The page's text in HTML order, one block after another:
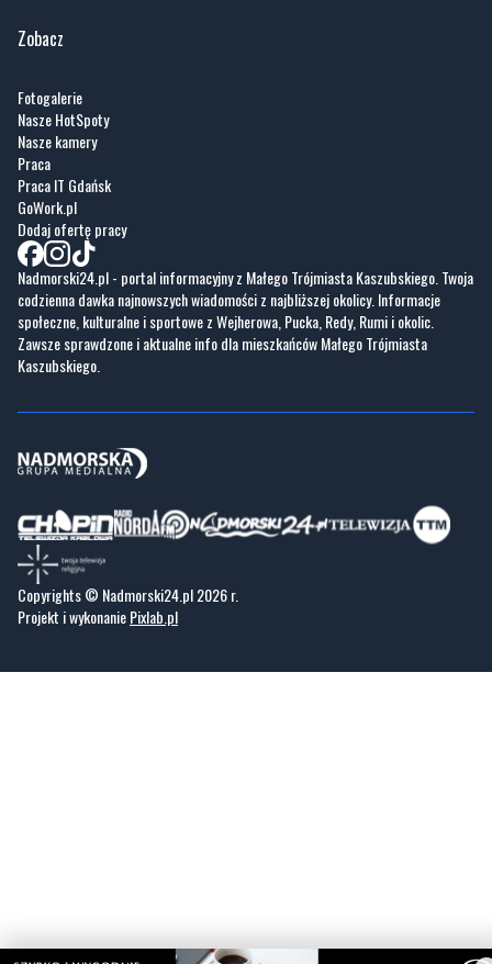
Zobacz
Fotogalerie
Nasze HotSpoty
Nasze kamery
Praca
Praca IT Gdańsk
GoWork.pl
Dodaj ofertę pracy
Nadmorski24.pl - portal informacyjny z Małego Trójmiasta Kaszubskiego. Twoja
codzienna dawka najnowszych wiadomości z najbliższej okolicy. Informacje
społeczne, kulturalne i sportowe z Wejherowa, Pucka, Redy, Rumi i okolic.
Zawsze sprawdzone i aktualne info dla mieszkańców Małego Trójmiasta
Kaszubskiego.
Copyrights © Nadmorski24.pl 2026 r.
Projekt i wykonaniePixlab.pl